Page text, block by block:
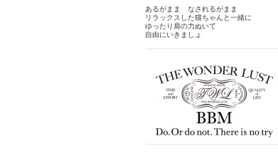
あるがまま なされるがまま
リラックスした猫ちゃんと一緒に
ゆったり肩の力ぬいて
自由にいきましょ